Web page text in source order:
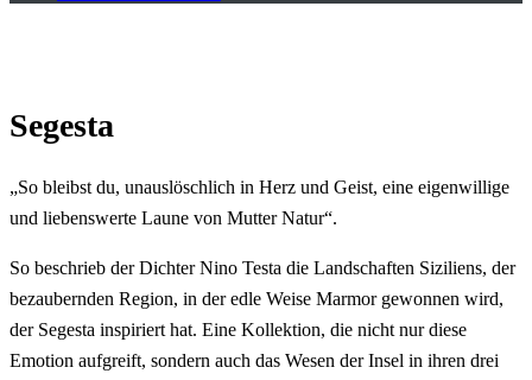
Segesta
„So bleibst du, unauslöschlich in Herz und Geist, eine eigenwillige
und liebenswerte Laune von Mutter Natur“.
So beschrieb der Dichter Nino Testa die Landschaften Siziliens, der
bezaubernden Region, in der edle Weise Marmor gewonnen wird,
der Segesta inspiriert hat. Eine Kollektion, die nicht nur diese
Emotion aufgreift, sondern auch das Wesen der Insel in ihren drei